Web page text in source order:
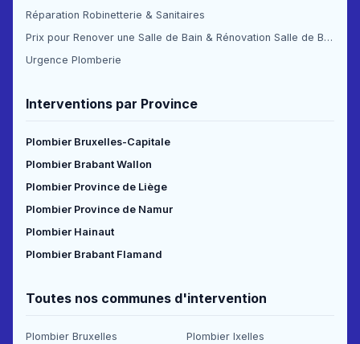
Réparation Robinetterie & Sanitaires
Prix pour Renover une Salle de Bain & Rénovation Salle de Bain Prix
Urgence Plomberie
Interventions par Province
Plombier Bruxelles-Capitale
Plombier Brabant Wallon
Plombier Province de Liège
Plombier Province de Namur
Plombier Hainaut
Plombier Brabant Flamand
Toutes nos communes d'intervention
Plombier Bruxelles
Plombier Ixelles